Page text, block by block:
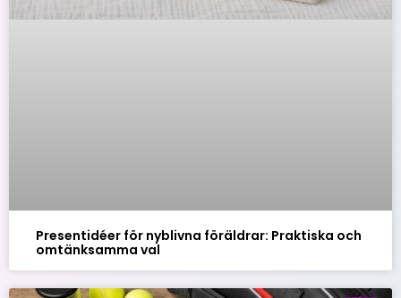
Presentidéer för nyblivna föräldrar: Praktiska och
omtänksamma val